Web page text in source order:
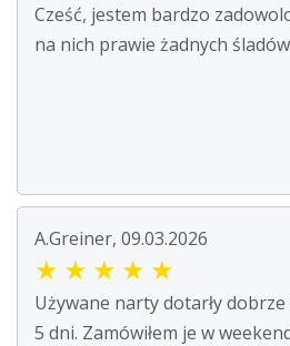
Cześć, jestem bardzo
na nich prawie żadnych
A.Greiner, 09.03.2026
★ ★ ★ ★ ★
Używane narty dotarły
5 dni. Zamówiłem je w